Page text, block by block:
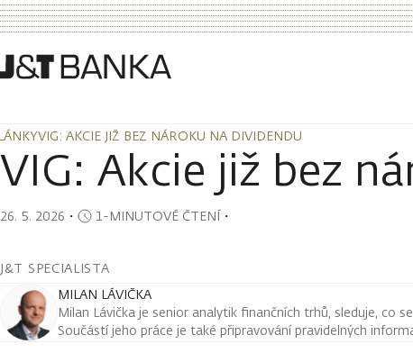
VIG: AKCIE JIŽ BEZ NÁROKU NA DIVIDENDU
VIG: AKCIE JIŽ BEZ NÁROKU NA DIVIDENDU
VIG: Akcie již bez
26. 5. 2026 ・ 1-MINUTOVÉ ČTENÍ・
J&T SPECIALISTA
MILAN LÁVIČKA
Milan Lávička je senior analytik finančních trhů, sleduje, co
Součástí jeho práce je také připravování pravidelných